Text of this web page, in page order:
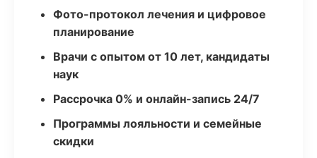
Фото-протокол лечения и цифровое
планирование
Врачи с опытом от 10 лет, кандидаты
наук
Рассрочка 0% и онлайн-запись 24/7
Программы лояльности и семейные
скидки